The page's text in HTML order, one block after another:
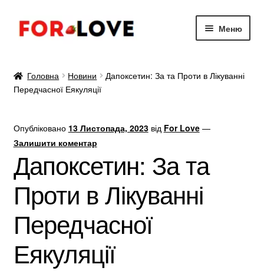
Перейти
до
Перейти
до
Меню
Для Жінок ✔️
Статті
Головна Новини
Дапоксетин: За та Проти в Лікуванні
Передчасної Еякуляції
Опубліковано 13 Листопада, 2023 від For Love —
Залишити коментар
Дапоксетин: За та
Проти в Лікуванні
Передчасної
Еякуляції